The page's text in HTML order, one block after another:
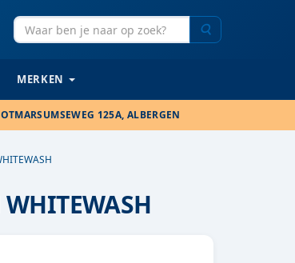
MERKEN
125A, ALBERGEN